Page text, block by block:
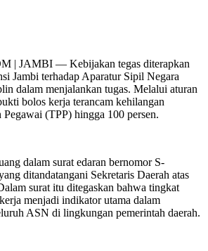
| JAMBI — Kebijakan tegas diterapkan
Jambi terhadap Aparatur Sipil Negara
dalam menjalankan tugas. Melalui aturan
bolos kerja terancam kehilangan
Pegawai (TPP) hingga 100 persen.
dalam surat edaran bernomor S-
ditandatangani Sekretaris Daerah atas
surat itu ditegaskan bahwa tingkat
menjadi indikator utama dalam
ASN di lingkungan pemerintah daerah.